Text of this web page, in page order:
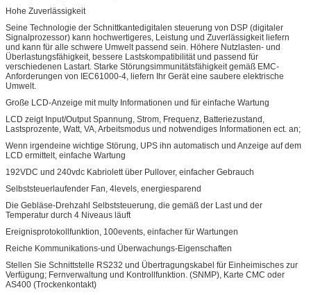
Hohe Zuverlässigkeit
Seine Technologie der Schnittkantedigitalen steuerung von DSP (digitaler
Signalprozessor) kann hochwertigeres, Leistung und Zuverlässigkeit liefern
und kann für alle schwere Umwelt passend sein. Höhere Nutzlasten- und
Überlastungsfähigkeit, bessere Lastskompatibilität und passend für
verschiedenen Lastart. Starke Störungsimmunitätsfähigkeit gemäß EMC-
Anforderungen von IEC61000-4, liefern Ihr Gerät eine saubere elektrische
Umwelt.
Große LCD-Anzeige mit multy Informationen und für einfache Wartung
LCD zeigt Input/Output Spannung, Strom, Frequenz, Batteriezustand,
Lastsprozente, Watt, VA, Arbeitsmodus und notwendiges Informationen ect. an;
Wenn irgendeine wichtige Störung, UPS ihn automatisch und Anzeige auf dem
LCD ermittelt, einfache Wartung
192VDC und 240vdc Kabriolett über Pullover, einfacher Gebrauch
Selbststeuerlaufender Fan, 4levels, energiesparend
Die Gebläse-Drehzahl Selbststeuerung, die gemäß der Last und der
Temperatur durch 4 Niveaus läuft
Ereignisprotokollfunktion, 100events, einfacher für Wartungen
Reiche Kommunikations-und Überwachungs-Eigenschaften
Stellen Sie Schnittstelle RS232 und Übertragungskabel für Einheimisches zur
Verfügung; Fernverwaltung und Kontrollfunktion. (SNMP), Karte CMC oder
AS400 (Trockenkontakt)